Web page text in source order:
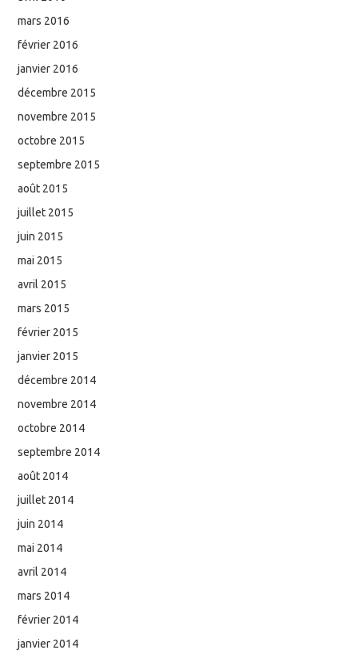
mars 2016
février 2016
janvier 2016
décembre 2015
novembre 2015
octobre 2015
septembre 2015
août 2015
juillet 2015
juin 2015
mai 2015
avril 2015
mars 2015
février 2015
janvier 2015
décembre 2014
novembre 2014
octobre 2014
septembre 2014
août 2014
juillet 2014
juin 2014
mai 2014
avril 2014
mars 2014
février 2014
janvier 2014